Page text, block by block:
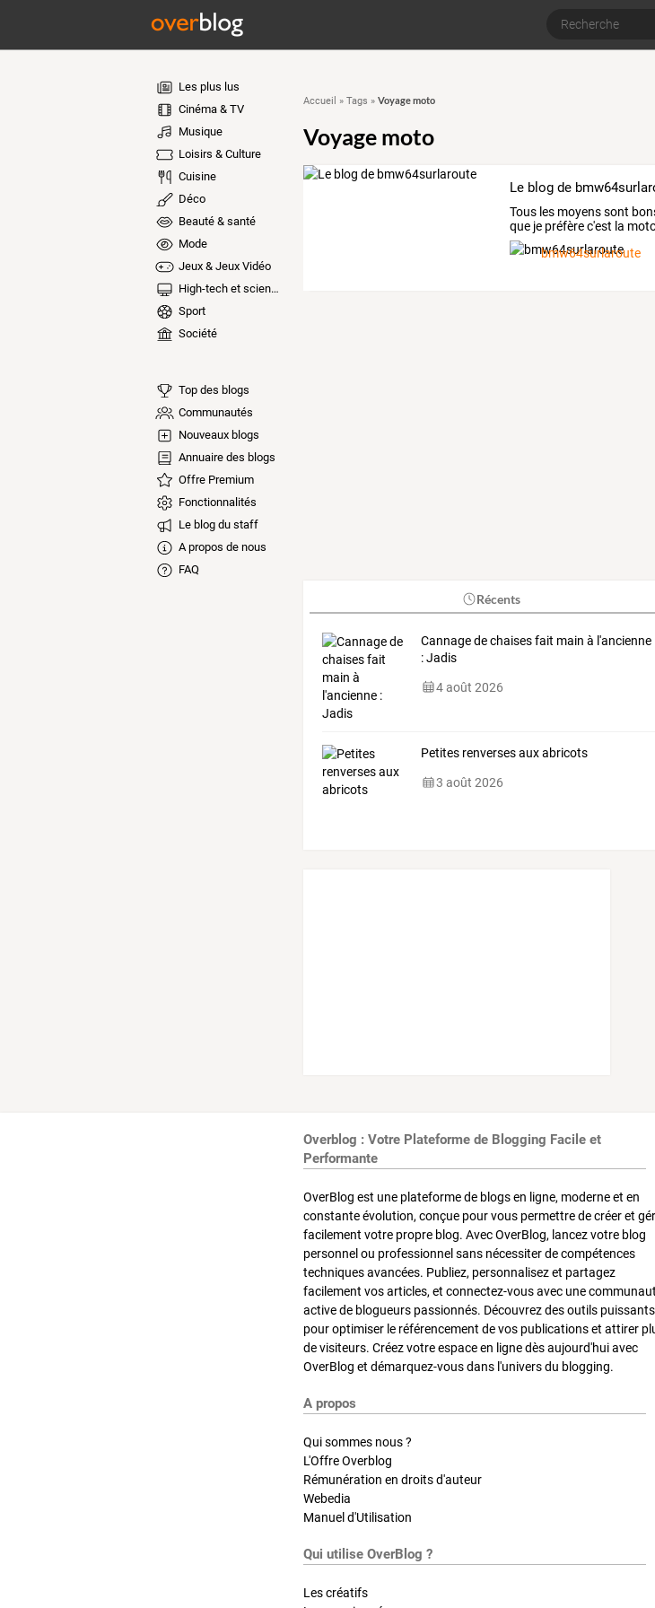
Les plus lus
Cinéma & TV
Musique
Loisirs & Culture
Cuisine
Déco
Beauté & santé
Mode
Jeux & Jeux Vidéo
High-tech et sciences
Sport
Société
Top des blogs
Communautés
Nouveaux blogs
Annuaire des blogs
Offre Premium
Fonctionnalités
Le blog du staff
A propos de nous
FAQ
Accueil » Tags » Voyage moto
Voyage moto
Le blog de
Tous les moyenssont
que je préfèrec'est la
àvélo,
bmw64surlaroute
Récents
Cannage de chaises fait main à l'ancienne
: Jadis
4 août 2026
Petites renverses aux abricots
3 août 2026
Overblog : Votre Plateforme de Blogging Facile et
Performante
OverBlog est une plateforme de blogs en ligne, moderne et en
constante évolution, conçue pour vous permettre de créer et
facilement votre propre blog. Avec OverBlog, lancez votre blog
personnel ou professionnel sans nécessiter de compétences
techniques avancées. Publiez, personnalisez et partagez
facilement vos articles, et connectez-vous avec une
active de blogueurs passionnés. Découvrez des outils puissants
pour optimiser le référencement de vos publications et attirer
de visiteurs. Créez votre espace en ligne dès aujourd'hui avec
OverBlog et démarquez-vous dans l'univers du blogging.
A propos
Qui sommes nous ?
L'Offre Overblog
Rémunération en droits d'auteur
Webedia
Manuel d'Utilisation
Qui utilise OverBlog ?
Les créatifs